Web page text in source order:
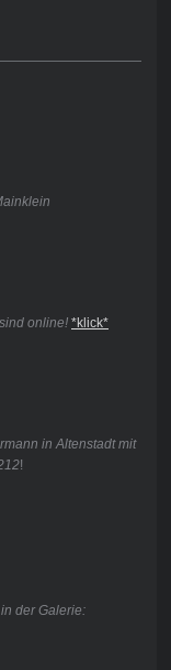
online! *klick*
in Altenstadt mit
!
der Galerie: